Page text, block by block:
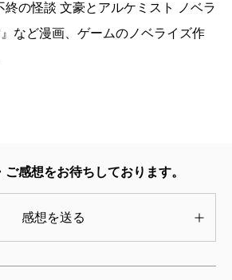
《三ツ枡（みつます）》の小僧
る途中、侍の集団に襲われる。三
応戦する凜。そこに割って入った
ていたのだ。突然の斬り合い。凜
大家の藤兵衛が運んできた斬馬刀
を斬り抜ける。
凜と咲けり」の粗筋だ。続く第
では、少し時間が巻き戻り、十さ
終の怪談 文豪とアルケミスト ノベラ
など漫画、ゲームのノベライズ作
感想をお待ちしております。
感想を送る